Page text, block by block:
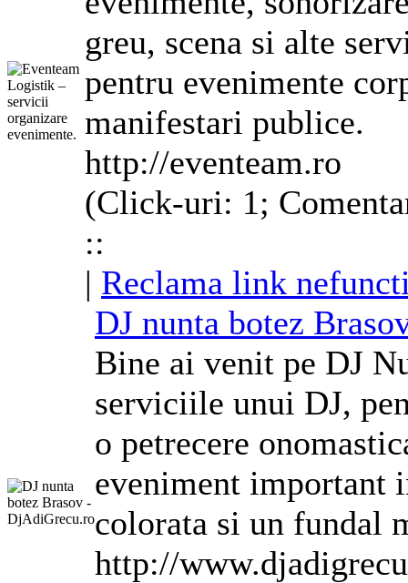
greu, scena si alte
pentru evenimente
manifestari publice.
http://eventeam.ro
(Click-uri: 1;
::
| Reclama link
DJ nunta botez
Bine ai venit pe DJ
serviciile unui DJ,
o petrecere
eveniment important
colorata si un fundal
http://